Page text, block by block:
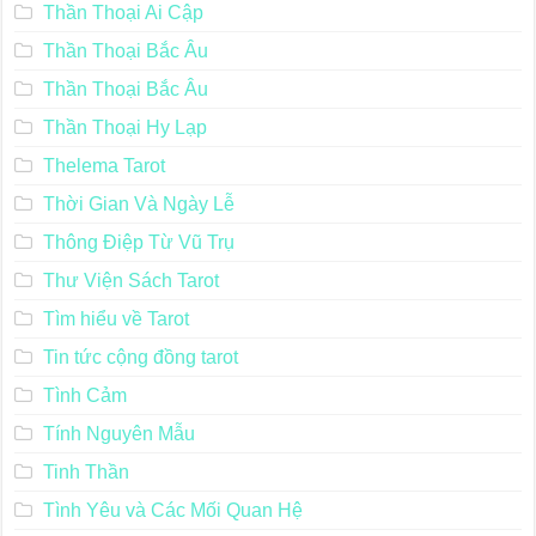
Thần Thoại Ai Cập
Thần Thoại Bắc Âu
Thần Thoại Bắc Âu
Thần Thoại Hy Lạp
Thelema Tarot
Thời Gian Và Ngày Lễ
Thông Điệp Từ Vũ Trụ
Thư Viện Sách Tarot
Tìm hiểu về Tarot
Tin tức cộng đồng tarot
Tình Cảm
Tính Nguyên Mẫu
Tinh Thần
Tình Yêu và Các Mối Quan Hệ